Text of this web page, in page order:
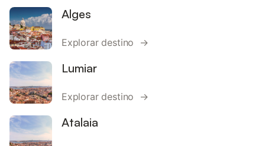
Alges
Explorar destino →
Lumiar
Explorar destino →
Atalaia